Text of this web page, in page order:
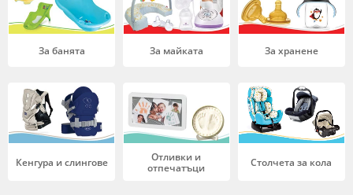
За банята За майката За хранене
Кенгура и слингове
Отливки и
отпечатъци
Столчета за кола